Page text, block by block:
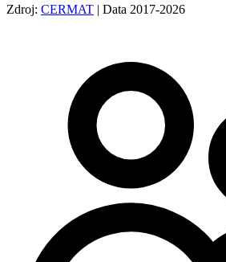
Zdroj: CERMAT | Data 2017-2026